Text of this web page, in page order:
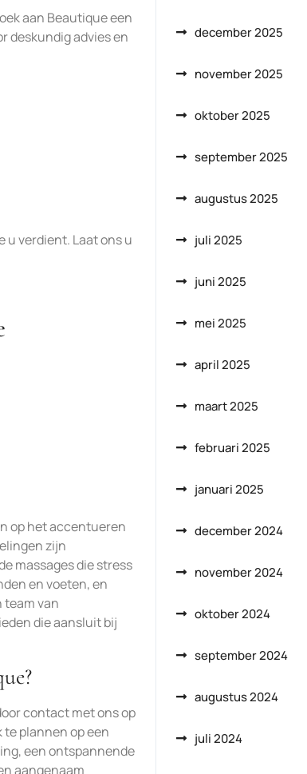
aan Beautique een
deskundig advies en
u verdient. Laat ons u
op het accentueren
zijn
massages die stress
en voeten, en
team van
die aansluit bij
contact met ons op
plannen op een
een ontspannende
aangenaam
december 2025
november 2025
oktober 2025
september 2025
augustus 2025
juli 2025
juni 2025
mei 2025
april 2025
maart 2025
februari 2025
januari 2025
december 2024
november 2024
oktober 2024
september 2024
augustus 2024
juli 2024